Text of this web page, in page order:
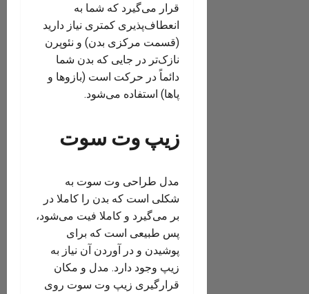
قرار می‌گیرد که شما به
انعطاف‌پذیری کمتری نیاز دارید
(قسمت مرکزی بدن) و نئوپرن
نازک‌تر در جایی که بدن شما
دائماً در حرکت است (بازوها و
پاها) استفاده می‌شود.
زیپ وت سوت
مدل طراحی وت سوت به
شکلی است که بدن را کاملا در
بر می‌گیرد و کاملا فیت می‌شود،
پس طبیعی است که برای
پوشیدن و در آوردن آن نیاز به
زیپ وجود دارد. مدل و مکان
قرارگیری زیپ وت سوت روی